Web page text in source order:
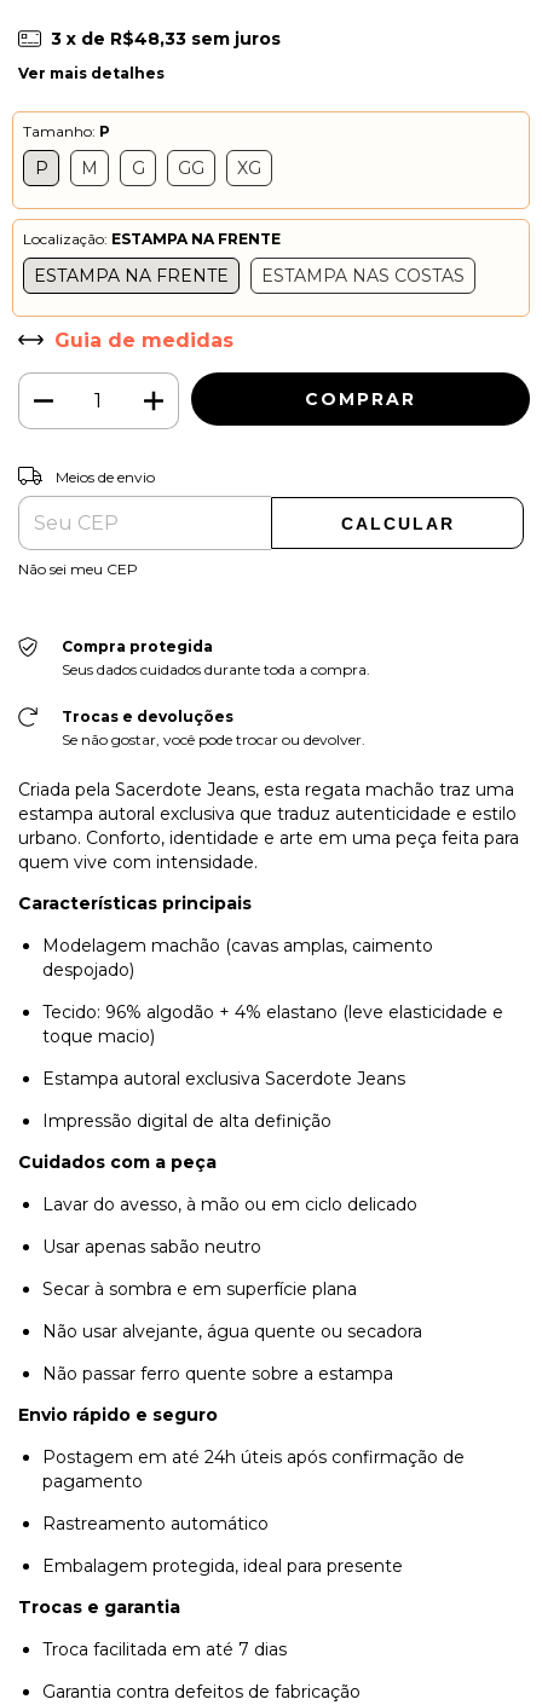
3 x de R$48,33 sem juros
Ver mais detalhes
Tamanho: P
P M G GG XG
Localização: ESTAMPA NA FRENTE
ESTAMPA NA FRENTE ESTAMPA NAS COSTAS
Guia de medidas
Entregas para o CEP:
Meios de envio
CALCULAR
Não sei meu CEP
Compra protegida
Seus dados cuidados durante toda a compra.
Trocas e devoluções
Se não gostar, você pode trocar ou devolver.
Criada pela Sacerdote Jeans, esta regata machão traz uma
estampa autoral exclusiva que traduz autenticidade e estilo
urbano. Conforto, identidade e arte em uma peça feita para
quem vive com intensidade.
Características principais
Modelagem machão (cavas amplas, caimento
despojado)
Tecido: 96% algodão + 4% elastano (leve elasticidade e
toque macio)
Estampa autoral exclusiva Sacerdote Jeans
Impressão digital de alta definição
Cuidados com a peça
Lavar do avesso, à mão ou em ciclo delicado
Usar apenas sabão neutro
Secar à sombra e em superfície plana
Não usar alvejante, água quente ou secadora
Não passar ferro quente sobre a estampa
Envio rápido e seguro
Postagem em até 24h úteis após confirmação de
pagamento
Rastreamento automático
Embalagem protegida, ideal para presente
Trocas e garantia
Troca facilitada em até 7 dias
Garantia contra defeitos de fabricação